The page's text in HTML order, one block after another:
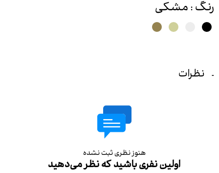
رنگ: مشکی
نظرات
هنوز نظری ثبت نشده
اولین نفری باشید که نظر می‌دهید